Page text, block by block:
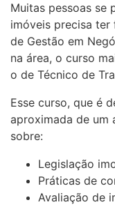
Muitas pessoas se
imóveis precisa ter
de Gestão em
na área, o curso
o de Técnico de
Esse curso, que é
aproximada de um
sobre:
Legislação
Práticas de
Avaliação de